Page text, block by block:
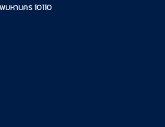
หานคร 10110